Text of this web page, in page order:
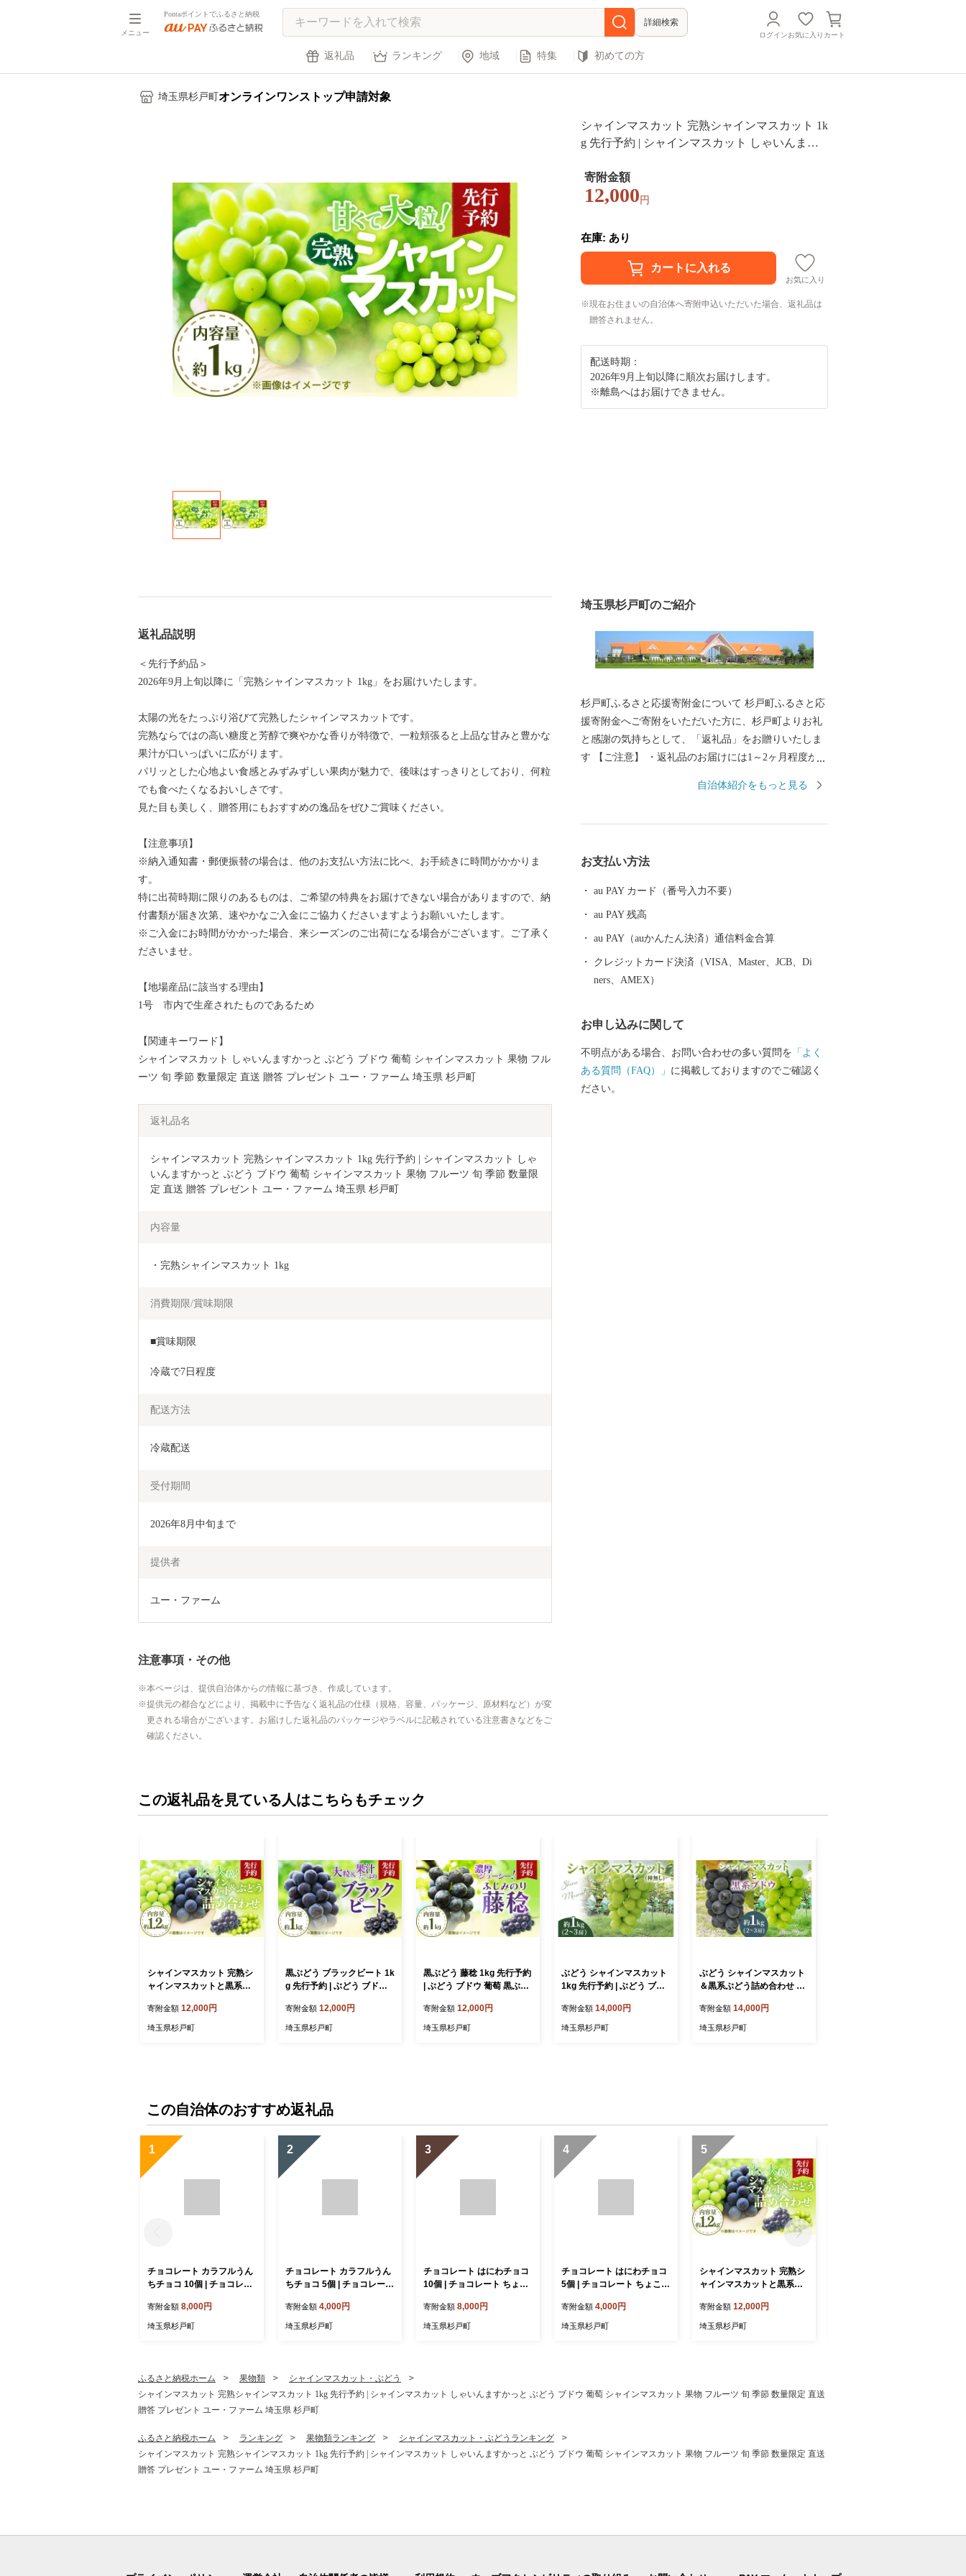
メニュー
Pontaポイントでふるさと納税
詳細検索
ログインお気に入り カート
返礼品 ランキング 地域 特集 初めての方
埼玉県杉戸町 オンラインワンストップ申請対象
シャインマスカット 完熟シャインマスカット 1k
g 先行予約 | シャインマスカット しゃいんます
果物 フルーツ 旬 季節 数量限定 直送 贈答 プレ
ゼント ユー・ファーム 埼玉県 杉戸町
寄附金額
12,000 円
在庫: あり
お気に入り
現在お住まいの自治体へ寄附申込いただいた場合、返礼品は
贈答されません。
配送時期：
2026年9月上旬以降に順次お届けします。
※離島へはお届けできません。
返礼品説明
＜先行予約品＞
2026年9月上旬以降に「完熟シャインマスカット 1kg」をお届けいたします。
太陽の光をたっぷり浴びて完熟したシャインマスカットです。
完熟ならではの高い糖度と芳醇で爽やかな香りが特徴で、一粒頬張ると上品な甘みと豊かな
果汁が口いっぱいに広がります。
パリッとした心地よい食感とみずみずしい果肉が魅力で、後味はすっきりとしており、何粒
でも食べたくなるおいしさです。
見た目も美しく、贈答用にもおすすめの逸品をぜひご賞味ください。
【注意事項】
※納入通知書・郵便振替の場合は、他のお支払い方法に比べ、お手続きに時間がかかりま
す。
特に出荷時期に限りのあるものは、ご希望の特典をお届けできない場合がありますので、納
付書類が届き次第、速やかなご入金にご協力くださいますようお願いいたします。
※ご入金にお時間がかかった場合、来シーズンのご出荷になる場合がございます。ご了承く
ださいませ。
【地場産品に該当する理由】
1号 市内で生産されたものであるため
【関連キーワード】
シャインマスカット しゃいんますかっと ぶどう ブドウ 葡萄 シャインマスカット 果物 フル
ーツ 旬 季節 数量限定 直送 贈答 プレゼント ユー・ファーム 埼玉県 杉戸町
返礼品名
シャインマスカット 完熟シャインマスカット 1kg 先行予約 | シャインマスカット しゃ
いんますかっと ぶどう ブドウ 葡萄 シャインマスカット 果物 フルーツ 旬 季節 数量限
定 直送 贈答 プレゼント ユー・ファーム 埼玉県 杉戸町
内容量
・完熟シャインマスカット 1kg
消費期限/賞味期限
■賞味期限
冷蔵で7日程度
配送方法
冷蔵配送
受付期間
2026年8月中旬まで
提供者
ユー・ファーム
注意事項・その他
本ページは、提供自治体からの情報に基づき、作成しています。
提供元の都合などにより、掲載中に予告なく返礼品の仕様（規格、容量、パッケージ、原材料など）が変
更される場合がございます。お届けした返礼品のパッケージやラベルに記載されている注意書きなどをご
確認ください。
埼玉県杉戸町のご紹介
杉戸町ふるさと応援寄附金について 杉戸町ふるさと応
援寄附金へご寄附をいただいた方に、杉戸町よりお礼
と感謝の気持ちとして、「返礼品」をお贈りいたしま
す 【ご注意】 ・返礼品のお届けには1～2ヶ月程度かか
回数制限は現在設けておりません。 ・返礼品の写真は
自治体紹介をもっと見る
お支払い方法
au PAY カード（番号入力不要）
au PAY 残高
au PAY（auかんたん決済）通信料金合算
クレジットカード決済（VISA、Master、JCB、Di
ners、AMEX）
お申し込みに関して
不明点がある場合、お問い合わせの多い質問を 「よく
ある質問（FAQ）」 に掲載しておりますのでご確認く
ださい。
この返礼品を見ている人はこちらもチェック
シャインマスカット 完熟シ
ャインマスカットと黒系ぶ
シャインマスカット しゃい
んますかっと ぶどう ブドウ
寄附金額 12,000円
埼玉県杉戸町
黒ぶどう ブラックビート 1k
g 先行予約 | ぶどう ブドウ
葡萄 ブラックビート 果物
フルーツ 旬 季節 数量限定
寄附金額 12,000円
埼玉県杉戸町
黒ぶどう 藤稔 1kg 先行予約
| ぶどう ブドウ 葡萄 黒ぶど
じみのり 果物 フルーツ 旬
季節 数量限定 直送 贈答 プ
寄附金額 12,000円
埼玉県杉戸町
ぶどう シャインマスカット
1kg 先行予約 | ぶどう ブド
しゃいんますかっと マスカ
ット ますかっと ぶどう ブ
寄附金額 14,000円
埼玉県杉戸町
ぶどう シャインマスカット
＆黒系ぶどう詰め合わせ 1k
葡萄 シャインマスカット し
ゃいんますかっと ぶどう ブ
寄附金額 14,000円
埼玉県杉戸町
この自治体のおすすめ返礼品
1
チョコレート カラフルうん
ちチョコ 10個 | チョコレー
ょこ スイーツ チョコレート
プレゼント 個包装 家庭用
寄附金額 8,000円
埼玉県杉戸町
2
チョコレート カラフルうん
ちチョコ 5個 | チョコレート
スイーツ チョコレート プレ
ゼント 個包装 家庭用 自宅
寄附金額 4,000円
埼玉県杉戸町
3
チョコレート はにわチョコ
10個 | チョコレート ちょこ
ーツ チョコレート プレゼン
ト 個包装 家庭用 自宅用 菓
寄附金額 8,000円
埼玉県杉戸町
4
チョコレート はにわチョコ
5個 | チョコレート ちょこれ
ツ チョコレート プレゼント
個包装 家庭用 自宅用 菓子
寄附金額 4,000円
埼玉県杉戸町
5
シャインマスカット 完熟シ
ャインマスカットと黒系ぶ
シャインマスカット しゃい
んますかっと ぶどう ブドウ
寄附金額 12,000円
埼玉県杉戸町
ふるさと納税ホーム 果物類
シャインマスカット・ぶどう
シャインマスカット 完熟シャインマスカット 1kg 先行予約 | シャインマスカット しゃいんますかっと ぶどう ブドウ 葡萄 シャインマスカット 果物 フルーツ 旬 季節 数量限定 直送
贈答 プレゼント ユー・ファーム 埼玉県 杉戸町
ふるさと納税ホーム ランキング 果物類ランキング
シャインマスカット・ぶどうランキング
シャインマスカット 完熟シャインマスカット 1kg 先行予約 | シャインマスカット しゃいんますかっと ぶどう ブドウ 葡萄 シャインマスカット 果物 フルーツ 旬 季節 数量限定 直送
贈答 プレゼント ユー・ファーム 埼玉県 杉戸町